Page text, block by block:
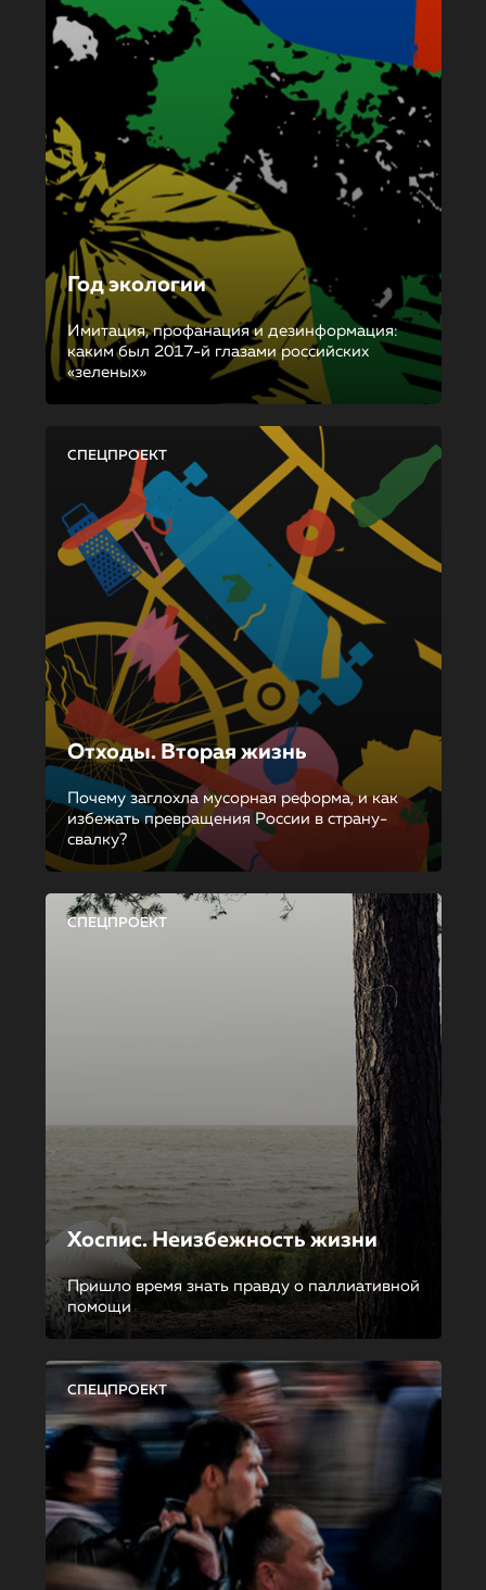
Год экологии
Имитация, профанация и дезинформация:
каким был 2017-й глазами российских
«зеленых»
СПЕЦПРОЕКТ
Отходы. Вторая жизнь
Почему заглохла мусорная реформа, и как
избежать превращения России в страну-
свалку?
СПЕЦПРОЕКТ
Хоспис. Неизбежность жизни
Пришло время знать правду о паллиативной
помощи
СПЕЦПРОЕКТ